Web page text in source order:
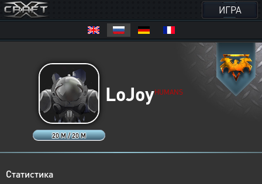
ИГРА
20 M / 20 M
LoJoyHUMANS
Статистика